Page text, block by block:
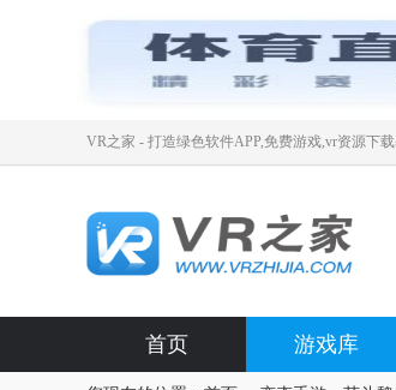
VR之家 - 打造绿色软件APP,免费游戏,vr资源下
首页 游戏库